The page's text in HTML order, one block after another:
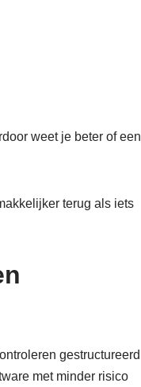
weet je beter of een
terug als iets
gestructureerd
met minder risico